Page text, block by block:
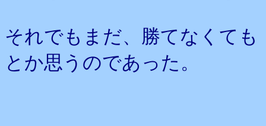
それでもまだ、勝てなくて
とか思うのであった。